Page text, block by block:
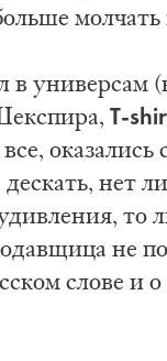
мол­чать
уни­вер­сам
T-
нет
то
не
сло­ве и